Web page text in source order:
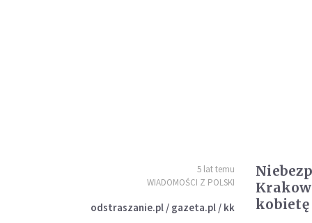
5 lat temu
WIADOMOŚCI Z POLSKI
odstraszanie.pl / gazeta.pl / kk
kobietę